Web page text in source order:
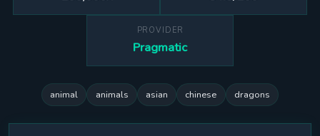
PROVIDER
Pragmatic
animal animals asian chinese dragons